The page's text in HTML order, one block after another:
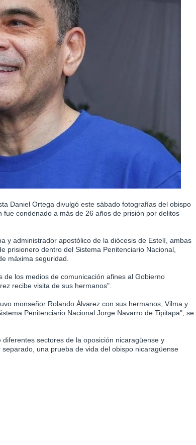
Daniel Ortega divulgó este sábado fotografías del obispo
condenado a más de 26 años de prisión por delitos
y administrador apostólico de la diócesis de Estelí, ambas
prisionero dentro del Sistema Penitenciario Nacional,
máxima seguridad.
los medios de comunicación afines al Gobierno
recibe visita de sus hermanos".
monseñor Rolando Álvarez con sus hermanos, Vilma y
Penitenciario Nacional Jorge Navarro de Tipitapa", se
sectores de la oposición nicaragüense y
una prueba de vida del obispo nicaragüense